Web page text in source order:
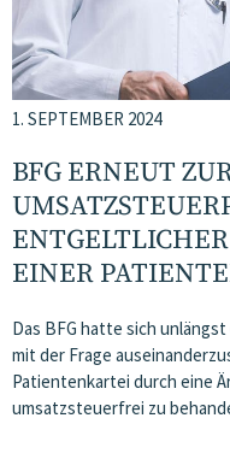
1. SEPTEMBER 2024
BFG ERNEUT
EINER
Das BFG hatte sich unlängst
mit der Frage
Patientenkartei durch eine
umsatzsteuerfrei zu